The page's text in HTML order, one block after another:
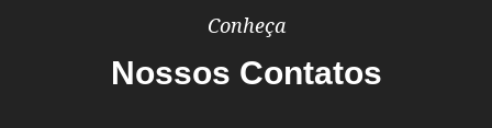
Conheça
Nossos Contatos